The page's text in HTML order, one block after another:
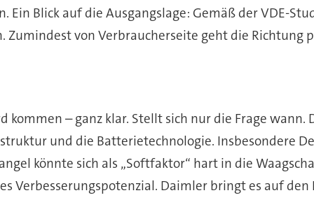
Ein Blick auf die Ausgangslage: Gemäß der VDE-
Zumindest von Verbraucherseite geht die Richtung
– ganz klar. Stellt sich nur die Frage wann.
und die Batterietechnologie. Insbesondere
könnte sich als „Softfaktor“ hart in die
Verbesserungspotenzial. Daimler bringt es auf